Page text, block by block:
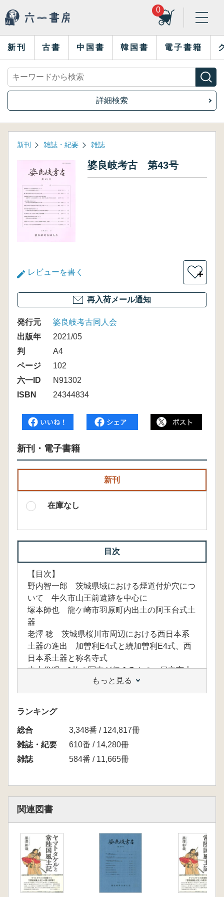
0
新刊 古書 中国書 韓国書 電子書籍
詳細検索
新刊 雑誌・紀要 雑誌
婆良岐考古 第43号
レビューを書く ＋
再入荷メール通知
発行元
婆良岐考古同人会
出版年
2021/05
判
A4
ページ
102
六一ID
N91302
ISBN
24344834
新刊・電子書籍
新刊
在庫なし
目次
【目次】
野内智一郎 茨城県域における煙道付炉穴につ
いて 牛久市山王前遺跡を中心に
塚本師也 龍ケ崎市羽原町内出土の阿玉台式土
器
老澤 稔 茨城県桜川市周辺における西日本系
土器の進出 加曽利E4式と続加曽利E4式、西
日本系土器と称名寺式
青山俊明 1枚の写真が伝えるもの 日立市大
近平遺跡の綱取Ⅱ式土器
横倉要次 常陸太田市坂口遺跡採集の縄文土器
と石器について
小澤清男 有角石器の遺跡内接合例(1) 千葉
県市原市草刈遺跡出土の有角石器の再検討
井 博幸 伝土浦市十三塚(古墳)採集の下総型埴
輪・
大久保隆史 かすみがうら市下佐谷廃寺採集資
もっと見る
ランキング
総合
3,348番 / 124,817冊
雑誌・紀要
610番 / 14,280冊
雑誌
584番 / 11,665冊
関連図書